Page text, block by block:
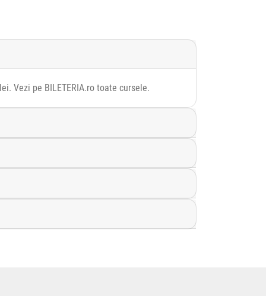
Vezi pe BILETERIA.ro toate cursele.